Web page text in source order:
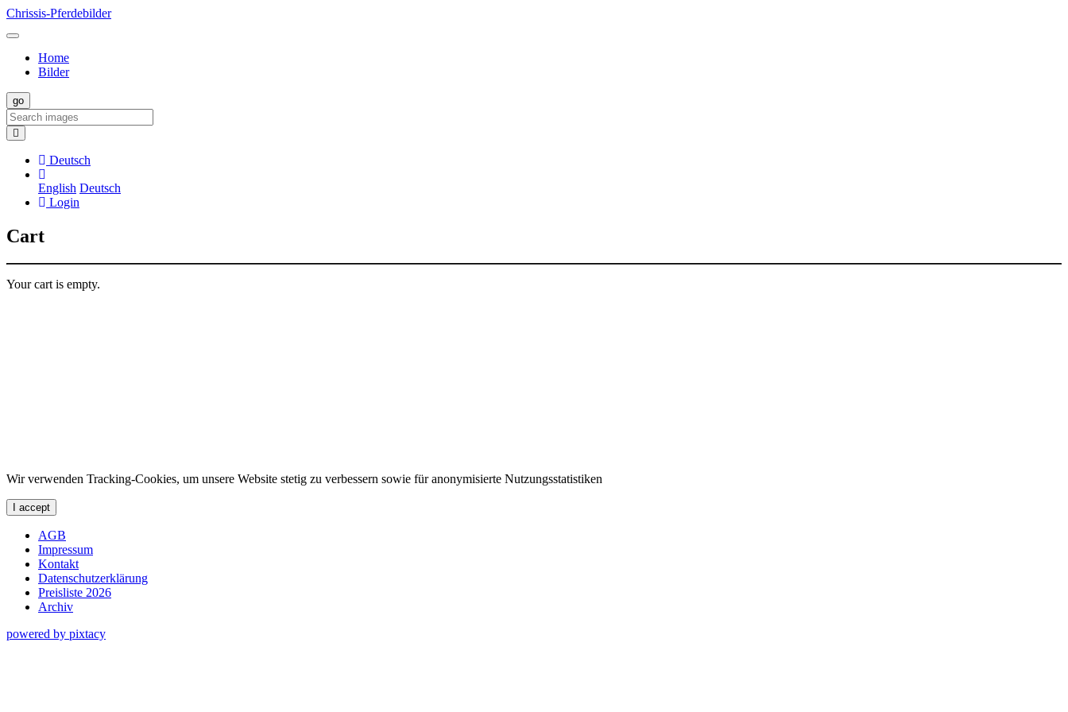
Chrissis-Pferdebilder
Home
Bilder
Deutsch
English Deutsch
Login
Cart
Your cart is empty.
Wir verwenden Tracking-Cookies, um unsere Website stetig zu verbessern sowie für anonymisierte Nutzungsstatistiken
I accept
AGB
Impressum
Kontakt
Datenschutzerklärung
Preisliste 2026
Archiv
powered by pixtacy